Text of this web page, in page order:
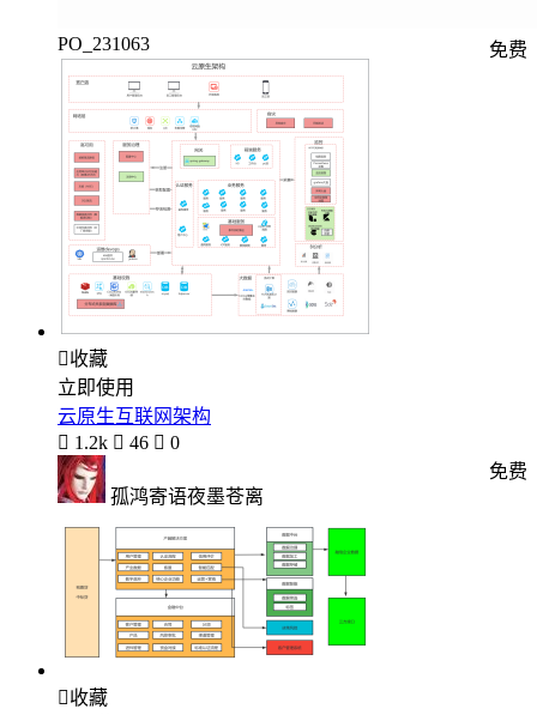
PO_231063 免费
收藏
立即使用
云原生互联网架构
 1.2k  46  0
孤鸿寄语夜墨苍离
免费
收藏